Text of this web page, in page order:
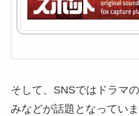
そして、SNSではドラマ
みなどが話題となっていま